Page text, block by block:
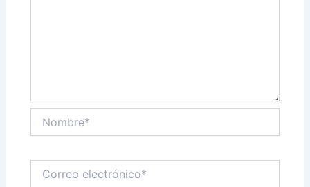
electrónico*